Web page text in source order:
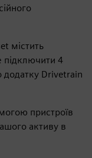
містить
підключити 4
додатку Drivetrain
пристроїв
активу в